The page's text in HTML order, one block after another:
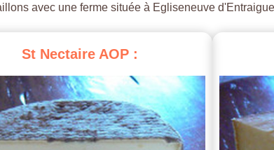
avec une ferme située à Egliseneuve
St Nectaire AOP :